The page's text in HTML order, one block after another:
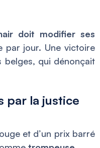
doit modifier ses
par jour. Une victoire
belges, qui dénonçait
par la justice
et d’un prix barré